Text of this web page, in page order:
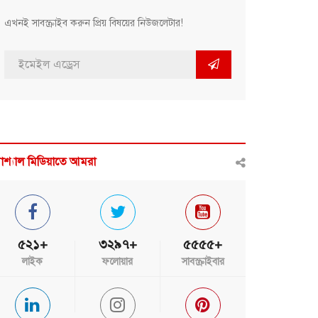
এখনই সাবস্ক্রাইব করুন প্রিয় বিষয়ের নিউজলেটার!
মিডিয়াতে আমরা
৫২১+
লাইক
৩২৯৭+
ফলোয়ার
৫৫৫৫+
সাবস্ক্রাইবার